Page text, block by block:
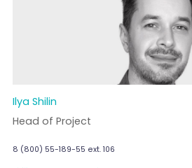
Ilya Shilin
Head of Project
8 (800) 55-189-55 ext. 106